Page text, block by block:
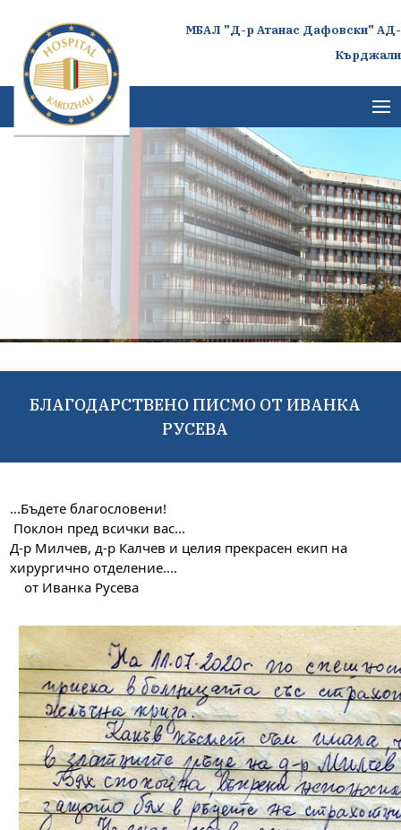
МБАЛ "Д-р Атанас Дафовски" АД-
Кърджали
БЛАГОДАРСТВЕНО ПИСМО ОТ ИВАНКА
РУСЕВА
...Бъдете благословени!
Поклон пред всички вас...
Д-р Милчев, д-р Калчев и целия прекрасен екип на
хирургично отделение....
    от Иванка Русева